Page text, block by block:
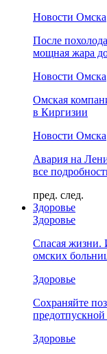
Новости Омска
После
мощная жара
Новости Омска
Омская
в Киргизии
Новости Омска
Авария на
все
пред. след.
Здоровье
Здоровье
Спасая жизни.
омских
Здоровье
Сохраняйте
предотпускной
Здоровье